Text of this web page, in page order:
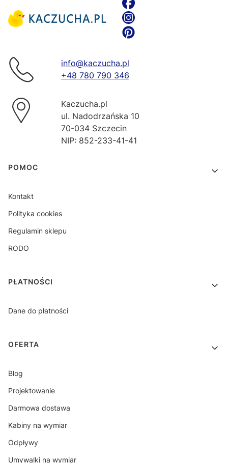
info@kaczucha.pl
+48 780 790 346
Kaczucha.pl
ul. Nadodrzańska 10
70-034 Szczecin
NIP: 852-233-41-41
Linki w stopce
POMOC
Kontakt
Polityka cookies
Regulamin sklepu
RODO
PŁATNOŚCI
Dane do płatności
OFERTA
Blog
Projektowanie
Darmowa dostawa
Kabiny na wymiar
Odpływy
Umywalki na wymiar